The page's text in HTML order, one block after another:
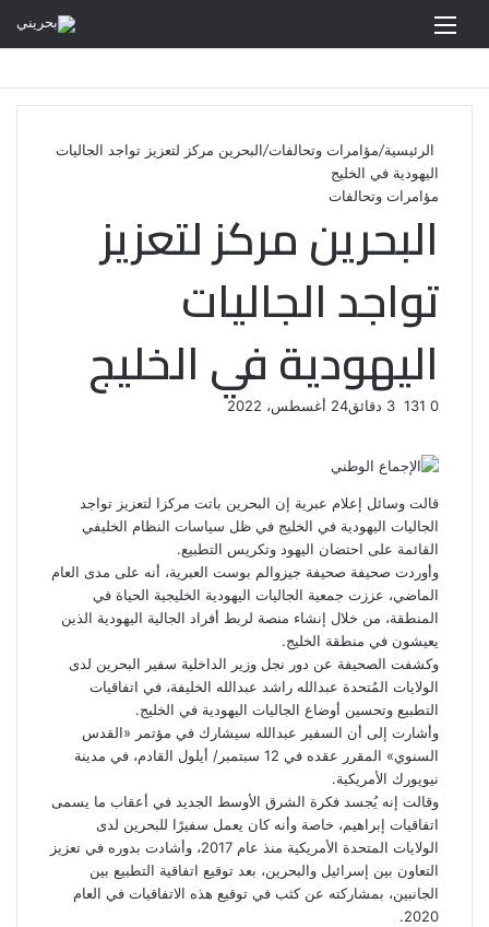
الرئيسية/مؤامرات وتحالفات/البحرين مركز لتعزيز تواجد الجاليات
اليهودية في الخليج
مؤامرات وتحالفات
البحرين مركز لتعزيز
تواجد الجاليات
اليهودية في الخليج
24 أغسطس، 2022 0
ي
س
ب
و
ك
و
ي
ت
ي
ن
ك
د
إ
u
b
l
ن
ي
ر
ت
e
d
ت
ب
قالت وسائل إعلام عبرية إن البحرين باتت مركزا لتعزيز تواجد
الجاليات اليهودية في الخليج في ظل سياسات النظام الخليفي
القائمة على احتضان اليهود وتكريس التطبيع.
وأوردت صحيفة صحيفة جيزوالم بوست العبرية، أنه على مدى العام
الماضي، عززت جمعية الجاليات اليهودية الخليجية الحياة في
المنطقة، من خلال إنشاء منصة لربط أفراد الجالية اليهودية الذين
يعيشون في منطقة الخليج.
وكشفت الصحيفة عن دور نجل وزير الداخلية سفير البحرين لدى
الولايات المُتحدة عبدالله راشد عبدالله الخليفة، في اتفاقيات
التطبيع وتحسين أوضاع الجاليات اليهودية في الخليج.
وأشارت إلى أن السفير عبدالله سيشارك في مؤتمر «القدس
السنوي» المقرر عقده في 12 سبتمبر/ أيلول القادم، في مدينة
نيويورك الأمريكية.
وقالت إنه يُجسد فكرة الشرق الأوسط الجديد في أعقاب ما يسمى
اتفاقيات إبراهيم، خاصة وأنه كان يعمل سفيرًا للبحرين لدى
الولايات المتحدة الأمريكية منذ عام 2017، وأشادت بدوره في تعزيز
التعاون بين إسرائيل والبحرين، بعد توقيع اتفاقية التطبيع بين
الجانبين، بمشاركته عن كثب في توقيع هذه الاتفاقيات في العام
2020.